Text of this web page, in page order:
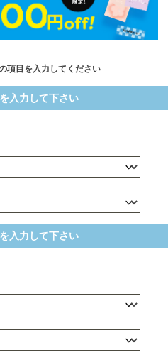
項目を入力してください
入力して下さい
入力して下さい